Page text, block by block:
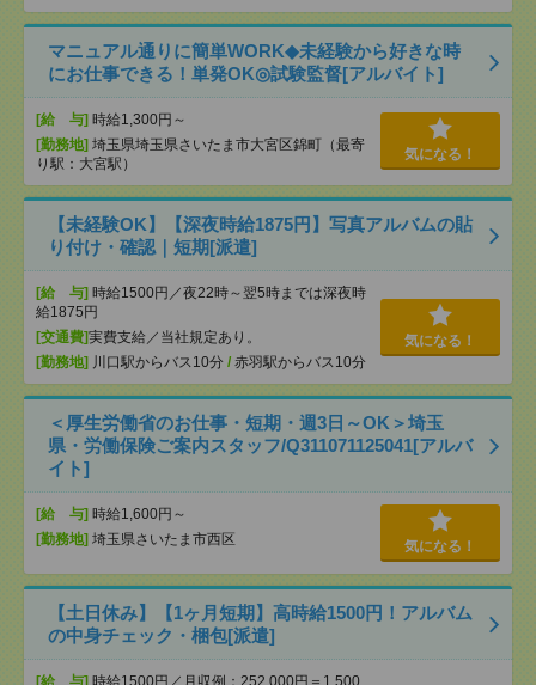
マニュアル通りに簡単WORK◆未経験から好きな時
にお仕事できる！単発OK◎試験監督[アルバイト]
[給 与] 時給1,300円～
[勤務地] 埼玉県埼玉県さいたま市大宮区錦町（最寄
り駅：大宮駅）
気になる！
【未経験OK】【深夜時給1875円】写真アルバムの貼
り付け・確認｜短期[派遣]
[給 与] 時給1500円／夜22時～翌5時までは深夜時
給1875円
[交通費]実費支給／当社規定あり。
[勤務地] 川口駅からバス10分 / 赤羽駅からバス10分
気になる！
＜厚生労働省のお仕事・短期・週3日～OK＞埼玉
県・労働保険ご案内スタッフ/Q311071125041[アルバ
イト]
[給 与] 時給1,600円～
[勤務地] 埼玉県さいたま市西区 気になる！
【土日休み】【1ヶ月短期】高時給1500円！アルバム
の中身チェック・梱包[派遣]
[給 与] 時給1500円／月収例：252,000円＝1,500